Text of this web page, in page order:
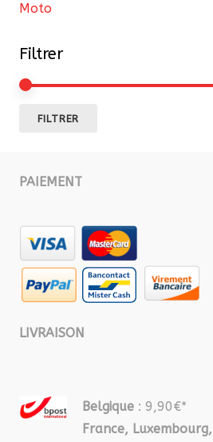
Moto
Filtrer
FILTRER
PAIEMENT
LIVRAISON
Belgique : 9,90€*
France,